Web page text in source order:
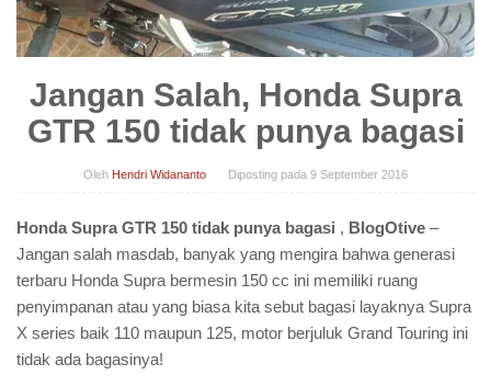
Jangan Salah, Honda Supra
GTR 150 tidak punya bagasi
Oleh Hendri Widananto Diposting pada 9 September 2016
Honda Supra GTR 150 tidak punya bagasi , BlogOtive –
Jangan salah masdab, banyak yang mengira bahwa generasi
terbaru Honda Supra bermesin 150 cc ini memiliki ruang
penyimpanan atau yang biasa kita sebut bagasi layaknya Supra
X series baik 110 maupun 125, motor berjuluk Grand Touring ini
tidak ada bagasinya!